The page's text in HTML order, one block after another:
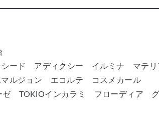
シード アディクシー イルミナ マテ
マルジョン エコルテ コスメカール
ゼ TOKIOインカラミ フローディア グ